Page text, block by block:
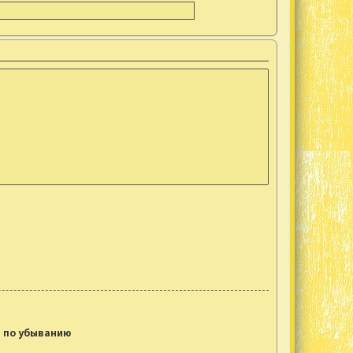
по убыванию